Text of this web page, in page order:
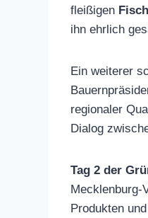
fleißigen
ihn ehrlich
Ein weiterer
regionaler
Dialog
Tag 2 der
Mecklenburg-
Produkten